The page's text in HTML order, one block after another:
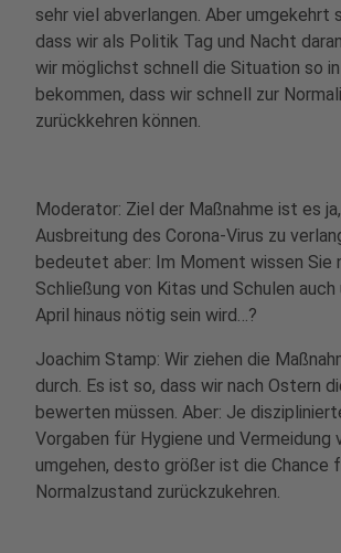
sehr viel abverlangen. Aber umgekehrt
dass wir als Politik Tag und Nacht
wir möglichst schnell die Situation so
bekommen, dass wir schnell zur
zurückkehren können.
Moderator: Ziel der Maßnahme ist es
Ausbreitung des Corona-Virus zu
bedeutet aber: Im Moment wissen Sie
Schließung von Kitas und Schulen auch
April hinaus nötig sein wird…?
Joachim Stamp: Wir ziehen die
durch. Es ist so, dass wir nach Ostern
bewerten müssen. Aber: Je
Vorgaben für Hygiene und Vermeidung
umgehen, desto größer ist die Chance
Normalzustand zurückzukehren.